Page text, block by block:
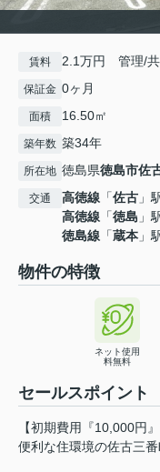
賃料 2.1万円 管理/共
保証金 0ヶ月
面積 16.50㎡
築年数 築34年
所在地 徳島県徳島市佐
交通 高徳線 「佐古 」
高徳線 「徳島 」
徳島線 「蔵本 」
物件の特徴
ネット使用
料無料
セールスポイント
【初期費用『10,000円
便利な住環境の佐古三